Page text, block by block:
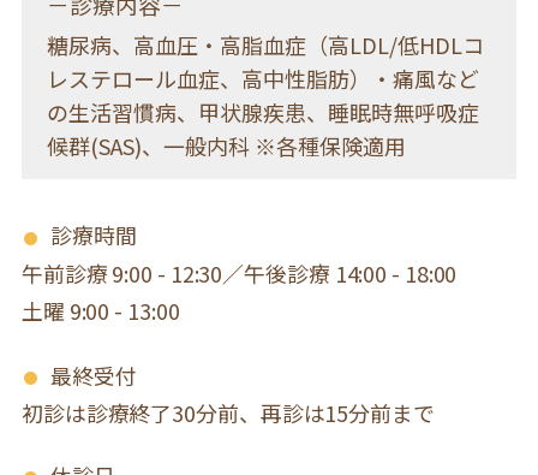
糖尿病、高血圧・高脂血症（高LDL/低HDLコ
レステロール血症、高中性脂肪）・痛風など
の生活習慣病、甲状腺疾患、睡眠時無呼吸症
候群(SAS)、一般内科 ※各種保険適用
診療時間
午前診療 9:00 - 12:30／午後診療 14:00 - 18:00
土曜 9:00 - 13:00
最終受付
初診は診療終了30分前、再診は15分前まで